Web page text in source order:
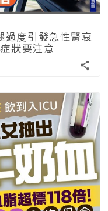
度引發急性腎衰
狀要注意